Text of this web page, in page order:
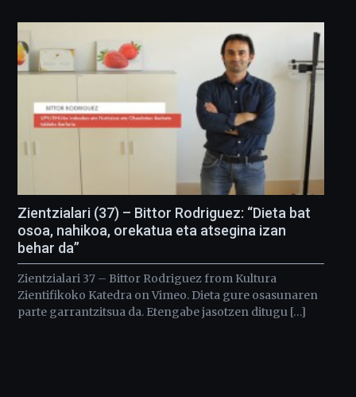
Zientzialari (37) – Bittor Rodriguez: “Dieta bat
osoa, nahikoa, orekatua eta atsegina izan
behar da”
Zientzialari 37 – Bittor Rodriguez from Kultura
Zientifikoko Katedra on Vimeo. Dieta gure osasunaren
parte garrantzitsua da. Etengabe jasotzen ditugu […]